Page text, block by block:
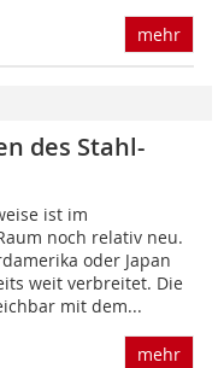
mehr
des Stahl-
ist im
noch relativ neu.
oder Japan
weit verbreitet. Die
mit dem...
mehr